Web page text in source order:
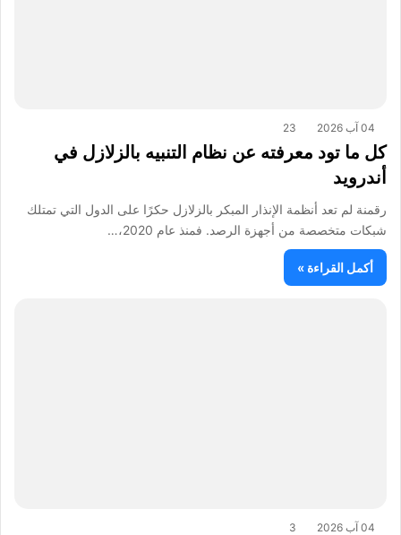
04 آب 2026 23
كل ما تود معرفته عن نظام التنبيه بالزلازل في
أندرويد
رقمنة لم تعد أنظمة الإنذار المبكر بالزلازل حكرًا على الدول التي تمتلك
شبكات متخصصة من أجهزة الرصد. فمنذ عام 2020،…
أكمل القراءة »
04 آب 2026 3